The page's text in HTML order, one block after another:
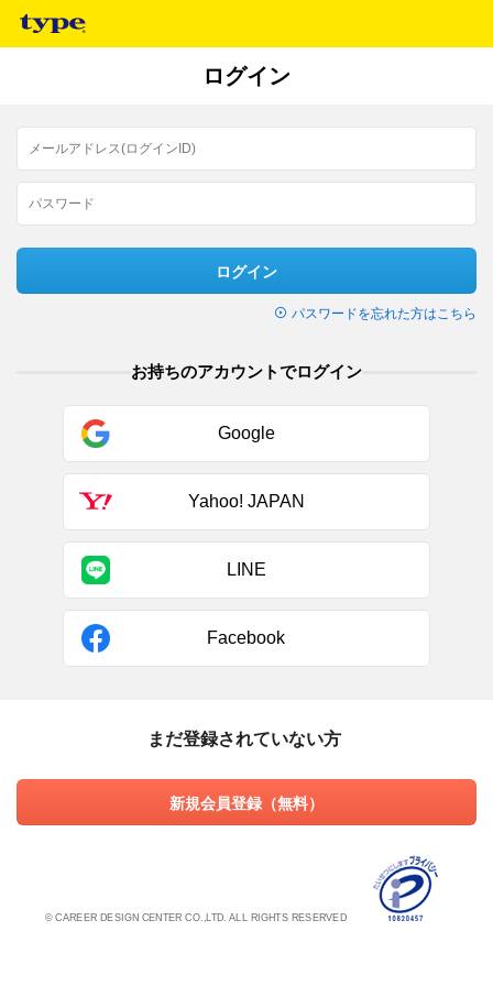
ログイン
ログイン
パスワードを忘れた方はこちら
お持ちのアカウントでログイン
Google
Yahoo! JAPAN
LINE
Facebook
まだ登録されていない方
新規会員登録（無料）
© CAREER DESIGN CENTER CO.,LTD. ALL RIGHTS RESERVED